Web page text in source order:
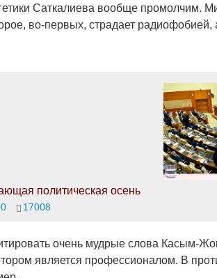
Саткалиева вообще промолчим.
во-первых, страдает
политическая осень
17008
очень мудрые слова Касым-
является профессионалом. В